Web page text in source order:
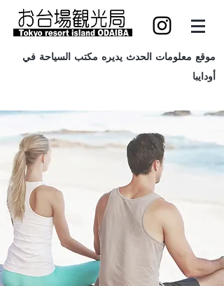
موقع معلومات الحدث يديره مكتب السياحة في
أودايبا